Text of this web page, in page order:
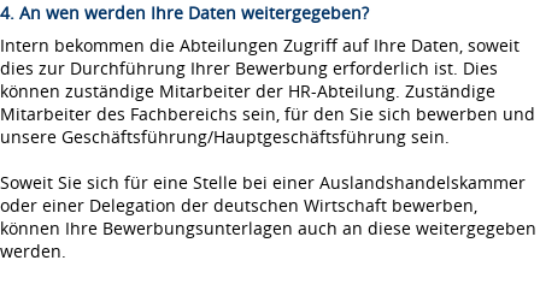
4. An wen werden Ihre Daten weitergegeben?
Intern bekommen die Abteilungen Zugriff auf Ihre Daten, soweit
dies zur Durchführung Ihrer Bewerbung erforderlich ist. Dies
können zuständige Mitarbeiter der HR-Abteilung. Zuständige
Mitarbeiter des Fachbereichs sein, für den Sie sich bewerben und
unsere Geschäftsführung/Hauptgeschäftsführung sein.
Soweit Sie sich für eine Stelle bei einer Auslandshandelskammer
oder einer Delegation der deutschen Wirtschaft bewerben,
können Ihre Bewerbungsunterlagen auch an diese weitergegeben
werden.